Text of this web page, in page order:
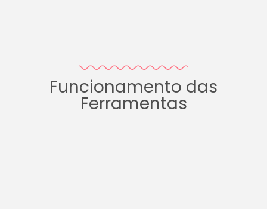
Funcionamento das
Ferramentas